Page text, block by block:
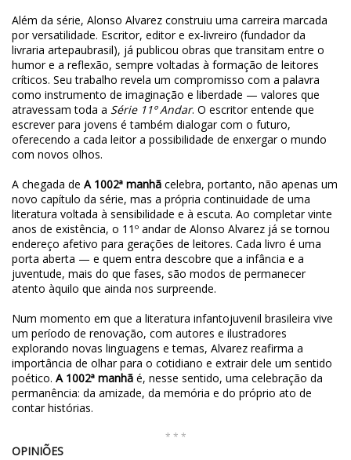
Além da série, Alonso Alvarez construiu uma carreira marcada
por versatilidade. Escritor, editor e ex-livreiro (fundador da
livraria artepaubrasil), já publicou obras que transitam entre o
humor e a reflexão, sempre voltadas à formação de leitores
críticos. Seu trabalho revela um compromisso com a palavra
como instrumento de imaginação e liberdade — valores que
atravessam toda a Série 11º Andar. O escritor entende que
escrever para jovens é também dialogar com o futuro,
oferecendo a cada leitor a possibilidade de enxergar o mundo
com novos olhos.
A chegada de A 1002ª manhã celebra, portanto, não apenas um
novo capítulo da série, mas a própria continuidade de uma
literatura voltada à sensibilidade e à escuta. Ao completar vinte
anos de existência, o 11º andar de Alonso Alvarez já se tornou
endereço afetivo para gerações de leitores. Cada livro é uma
porta aberta — e quem entra descobre que a infância e a
juventude, mais do que fases, são modos de permanecer
atento àquilo que ainda nos surpreende.
Num momento em que a literatura infantojuvenil brasileira vive
um período de renovação, com autores e ilustradores
explorando novas linguagens e temas, Alvarez reafirma a
importância de olhar para o cotidiano e extrair dele um sentido
poético. A 1002ª manhã é, nesse sentido, uma celebração da
permanência: da amizade, da memória e do próprio ato de
contar histórias.
* * *
OPINIÕES